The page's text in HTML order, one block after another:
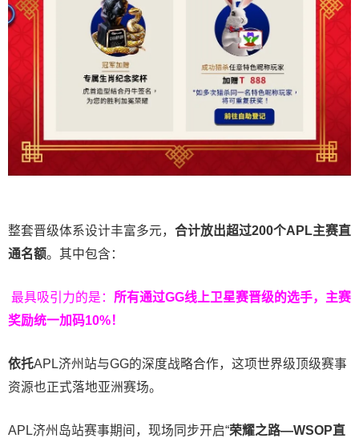
整套晋级体系设计丰富多元， 合计放出超过200个APL主赛直
通名额。其中包含：
最具吸引力的是： 所有通过GG线上卫星赛晋级的选手，主赛
奖励统一加码10%！
依托APL济州站与GG的深度战略合作，这项世界级顶级赛事
资源也正式落地亚洲赛场。
APL济州岛站赛事期间，现场同步开启“荣耀之路—WSOP直